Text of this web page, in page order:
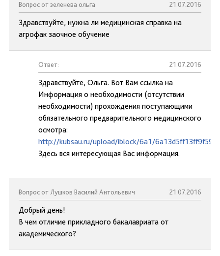
Вопрос от зеленева ольга 21.07.2016
Здравствуйте, нужна ли медицинская справка на
агрофак заочное обучение
Ответ: 21.07.2016
Здравствуйте, Ольга. Вот Вам ссылка на
Информация о необходимости (отсутствии
необходимости) прохождения поступающими
обязательного предварительного медицинского
осмотра:
http://kubsau.ru/upload/iblock/6a1/
Здесь вся интересующая Вас информация.
Вопрос от Лушков Василий Антольевич 21.07.2016
Добрый день!
В чем отличие прикладного бакалавриата от
академического?